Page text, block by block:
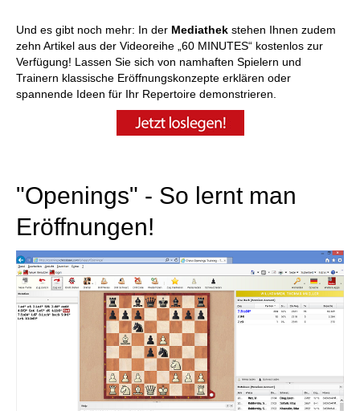
Und es gibt noch mehr: In der Mediathek stehen Ihnen zudem
zehn Artikel aus der Videoreihe „60 MINUTES“ kostenlos zur
Verfügung! Lassen Sie sich von namhaften Spielern und
Trainern klassische Eröffnungskonzepte erklären oder
spannende Ideen für Ihr Repertoire demonstrieren.
"Openings" - So lernt man
Eröffnungen!